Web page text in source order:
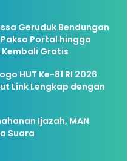
Geruduk Bendungan
Portal hingga
Gratis
HUT Ke-81 RI 2026
Link Lengkap dengan
Ijazah, MAN
Suara